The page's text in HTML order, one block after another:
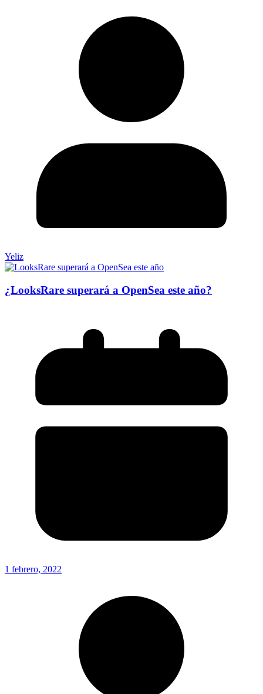
Yeliz
¿LooksRare superará a OpenSea este año?
1 febrero, 2022